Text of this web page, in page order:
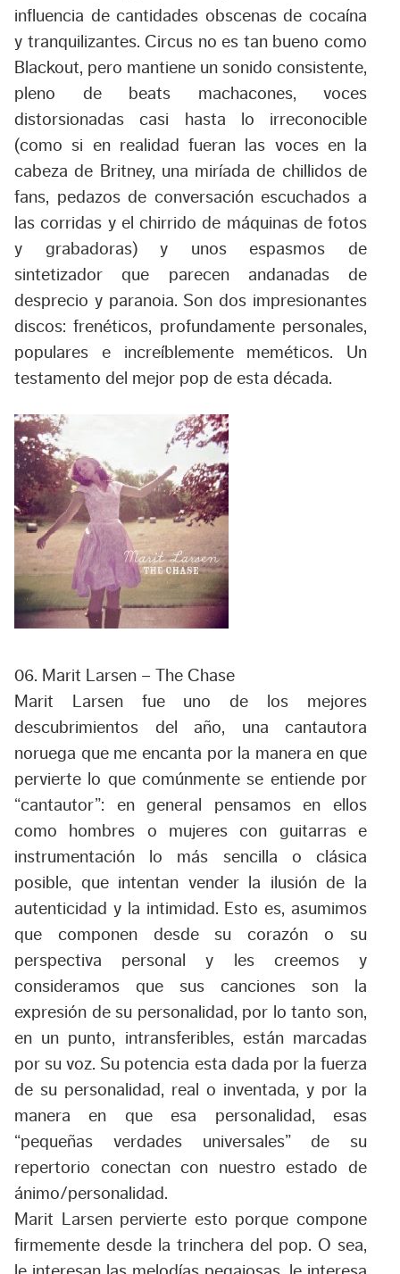
influencia de cantidades obscenas de cocaína
y tranquilizantes. Circus no es tan bueno como
Blackout, pero mantiene un sonido consistente,
pleno de beats machacones, voces
distorsionadas casi hasta lo irreconocible
(como si en realidad fueran las voces en la
cabeza de Britney, una miríada de chillidos de
fans, pedazos de conversación escuchados a
las corridas y el chirrido de máquinas de fotos
y grabadoras) y unos espasmos de
sintetizador que parecen andanadas de
desprecio y paranoia. Son dos impresionantes
discos: frenéticos, profundamente personales,
populares e increíblemente meméticos. Un
testamento del mejor pop de esta década.
06. Marit Larsen – The Chase
Marit Larsen fue uno de los mejores
descubrimientos del año, una cantautora
noruega que me encanta por la manera en que
pervierte lo que comúnmente se entiende por
“cantautor”: en general pensamos en ellos
como hombres o mujeres con guitarras e
instrumentación lo más sencilla o clásica
posible, que intentan vender la ilusión de la
autenticidad y la intimidad. Esto es, asumimos
que componen desde su corazón o su
perspectiva personal y les creemos y
consideramos que sus canciones son la
expresión de su personalidad, por lo tanto son,
en un punto, intransferibles, están marcadas
por su voz. Su potencia esta dada por la fuerza
de su personalidad, real o inventada, y por la
manera en que esa personalidad, esas
“pequeñas verdades universales” de su
repertorio conectan con nuestro estado de
ánimo/personalidad.
Marit Larsen pervierte esto porque compone
firmemente desde la trinchera del pop. O sea,